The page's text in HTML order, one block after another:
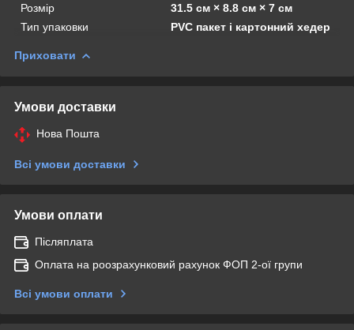
Розмір
31.5 см × 8.8 см × 7 см
Тип упаковки
PVC пакет і картонний хедер
Приховати
Умови доставки
Нова Пошта
Всі умови доставки
Умови оплати
Післяплата
Оплата на роозрахунковий рахунок ФОП 2-ої групи
Всі умови оплати